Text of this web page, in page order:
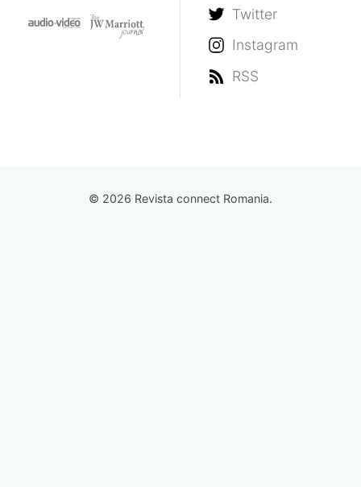
Twitter
Instagram
RSS
© 2026 Revista connect Romania.